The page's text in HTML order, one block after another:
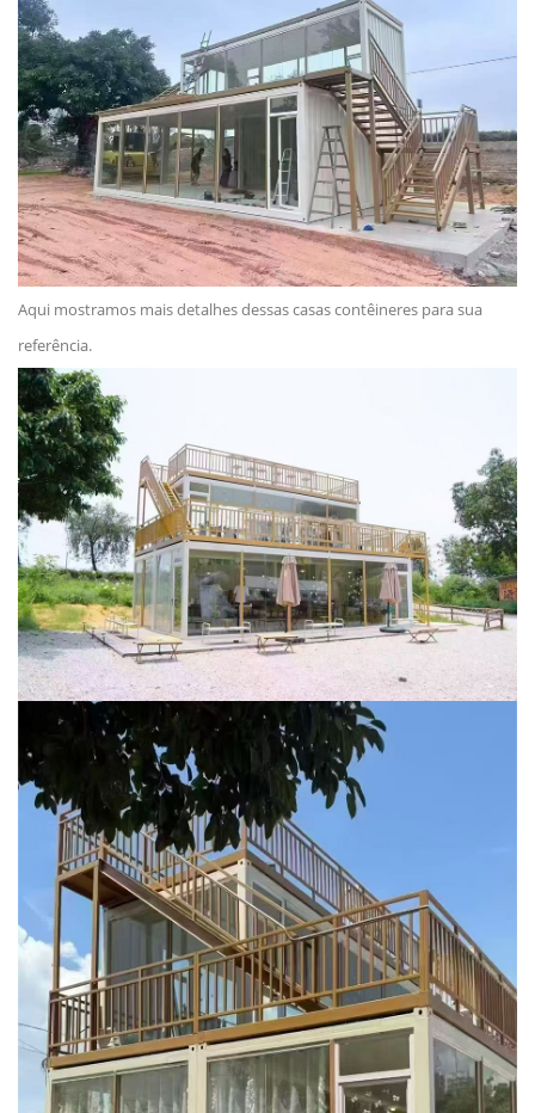
Aqui mostramos mais detalhes dessas casas contêineres para sua
referência.